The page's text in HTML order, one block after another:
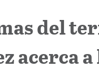
del
acerca